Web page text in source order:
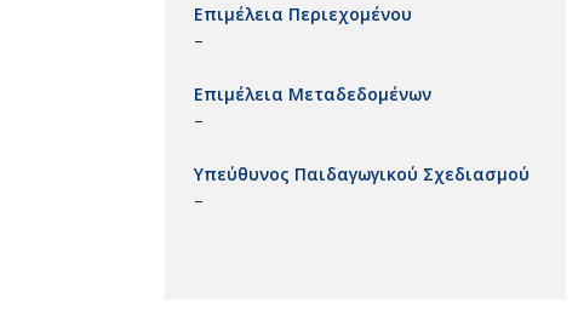
Επιμέλεια Περιεχομένου
–
Επιμέλεια Μεταδεδομένων
–
Υπεύθυνος Παιδαγωγικού Σχεδιασμού
–